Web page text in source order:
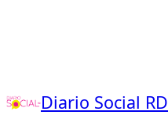
Diario Social RD